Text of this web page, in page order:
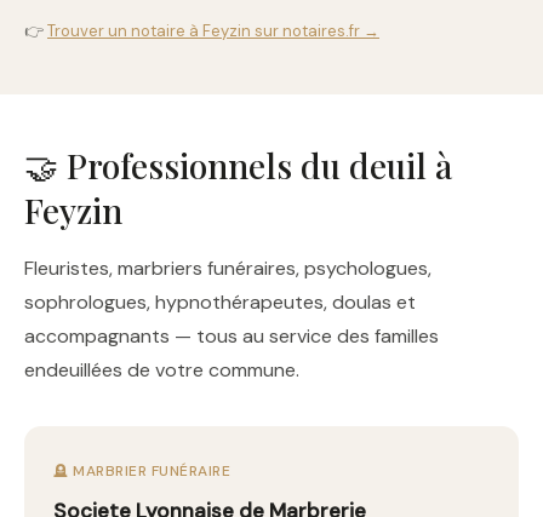
👉Trouver un notaire à Feyzin sur notaires.fr →
🤝 Professionnels du deuil à
Feyzin
Fleuristes, marbriers funéraires, psychologues,
sophrologues, hypnothérapeutes, doulas et
accompagnants — tous au service des familles
endeuillées de votre commune.
🪦 MARBRIER FUNÉRAIRE
Societe Lyonnaise de Marbrerie